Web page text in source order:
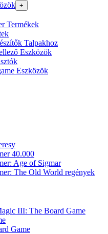
+
Termékek
Talpakhoz
Eszközök
Eszközök
40.000
Age of Sigmar
The Old World regények
III: The Board Game
Game